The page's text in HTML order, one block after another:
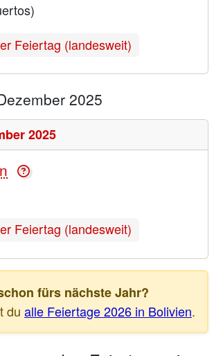
Feiertag (landesweit)
2025
2025
Feiertag (landesweit)
fürs nächste Jahr?
du alle Feiertage 2026 in Bolivien.